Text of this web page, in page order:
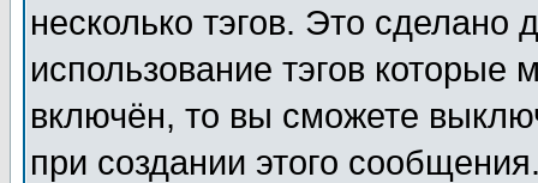
несколько тэгов. Это сделано
использование тэгов
включён, то вы сможете
при создании этого